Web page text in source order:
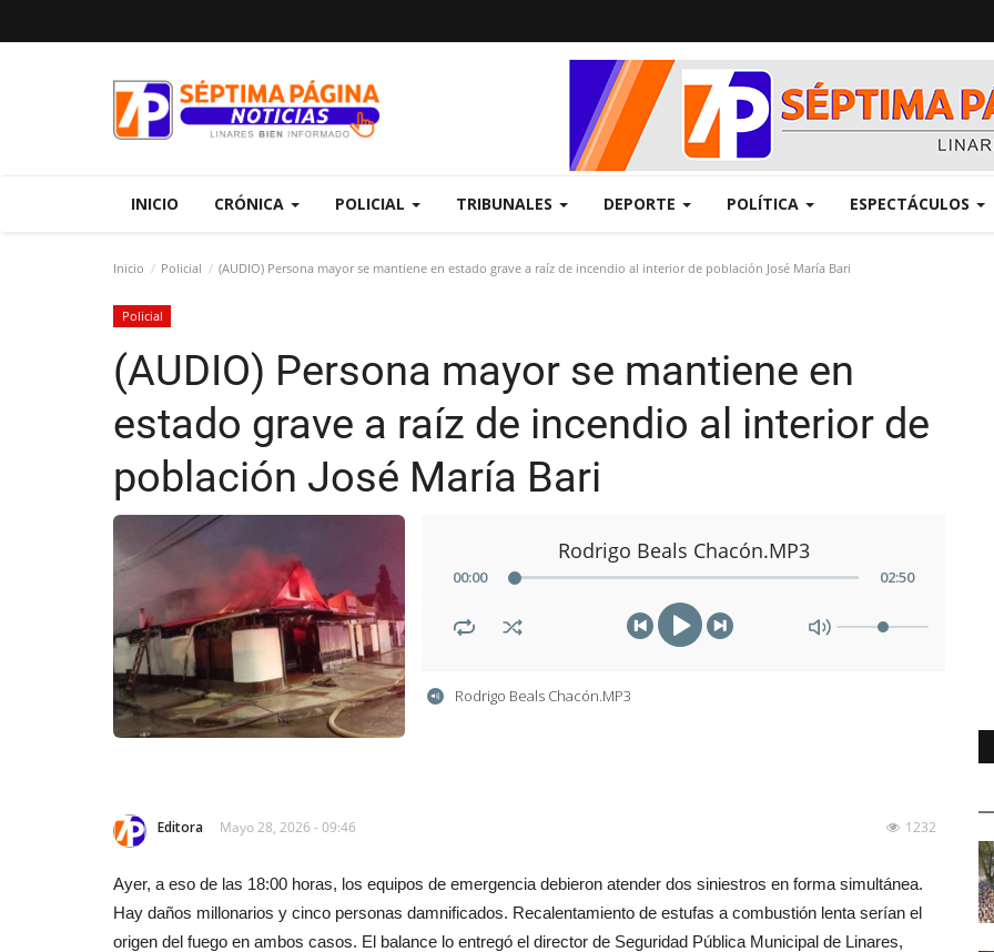
INICIO CRÓNICA POLICIAL TRIBUNALES DEPORTE POLÍTICA ESPECTÁCULOS
Inicio Policial (AUDIO) Persona mayor se mantiene en estado grave a raíz de incendio al interior de población José María Bari
Policial
(AUDIO) Persona mayor se mantiene en
estado grave a raíz de incendio al interior de
población José María Bari
Rodrigo Beals Chacón.MP3
00:00 02:50
Rodrigo Beals Chacón.MP3
Editora Mayo 28, 2026 - 09:46 1232
Ayer, a eso de las 18:00 horas, los equipos de emergencia debieron atender dos siniestros en forma simultánea.
Hay daños millonarios y cinco personas damnificados. Recalentamiento de estufas a combustión lenta serían el
origen del fuego en ambos casos. El balance lo entregó el director de Seguridad Pública Municipal de Linares,